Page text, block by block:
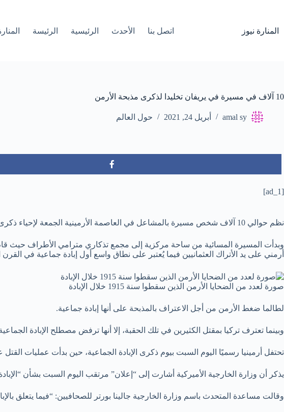
المنارة نيوز اتصل بنا الأحدث الرئيسية الرئیسة
10 آلاف في مسيرة في يريفان تخليدا لذكرى مذبحة الأرمن
amal sy أبريل 24, 2021 حول العالم
[ad_1]
نظم حوالي 10 آلاف شخص مسيرة بالمشاعل في العاصمة الأرمينية الجمعة لإحياء ذكرى 1.5 مليون أرمني قتلوا على يد تركيا العثمانية منذ أكثر من قرن.
أرمني على يد الأتراك العثمانيين فيما يُعتبر على نطاق واسع أول إبادة جماعية في
صورة لعدد من الضحايا الأرمن الذين سقطوا سنة 1915 خلال الإبادة
لطالما ضغط الأرمن من أجل الاعتراف بالمذبحة على أنها إبادة جماعية.
وبينما تعترف تركيا بمقتل الكثيرين في تلك الحقبة، إلا أنها ترفض مصطلح الإبادة
تحتفل أرمينيا رسميًا اليوم السبت بيوم ذكرى الإبادة الجماعية، حين بدأت عمليات القتل عام
يذكر أن وزارة الخارجية الأميركية أشارت إلى “إعلان” مرتقب اليوم السبت بشأن
وقالت مساعدة المتحدث باسم وزارة الخارجية جالينا بورتر للصحافيين: “فيما يتعلق